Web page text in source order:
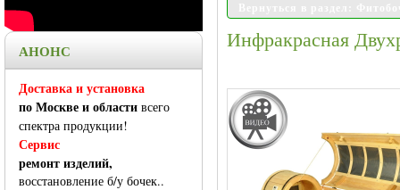
АНОНС
Доставка и установка
по Москве и области всего
спектра продукции!
Сервис
ремонт изделий,
восстановление б/у бочек..
Инфракрасная